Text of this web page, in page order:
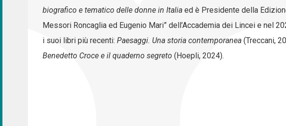
biografico e tematico delle donne in Italia ed è Presidente della
Messori Roncaglia ed Eugenio Mari” dell’Accademia dei Lincei e nel
i suoi libri più recenti: Paesaggi. Una storia contemporanea (Treccani,
Benedetto Croce e il quaderno segreto (Hoepli, 2024).